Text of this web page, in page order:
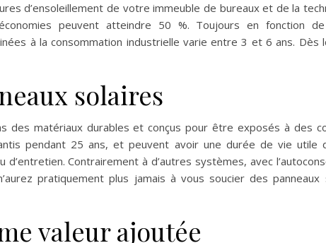
d’ensoleillement de votre immeuble de bureaux et de la
peuvent atteindre 50 %. Toujours en fonction
à la consommation industrielle varie entre 3 et 6 ans. Dès
solaires
des matériaux durables et conçus pour être exposés à des
pendant 25 ans, et peuvent avoir une durée de vie utile
Contrairement à d’autres systèmes, avec
pratiquement plus jamais à vous soucier des panneaux
valeur ajoutée